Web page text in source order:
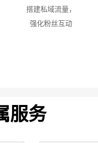
搭建私域流量，
强化粉丝互动
服务